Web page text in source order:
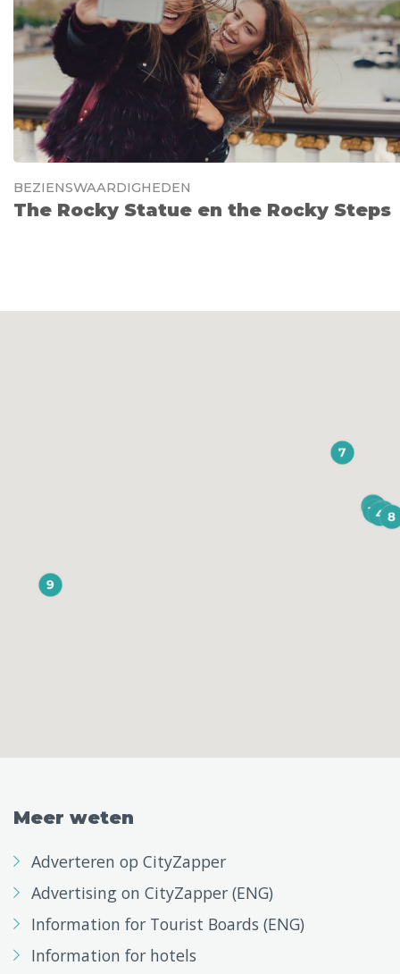
BEZIENSWAARDIGHEDEN
The Rocky Statue en the Rocky Steps
Meer weten
Adverteren op CityZapper
Advertising on CityZapper (ENG)
Information for Tourist Boards (ENG)
Information for hotels